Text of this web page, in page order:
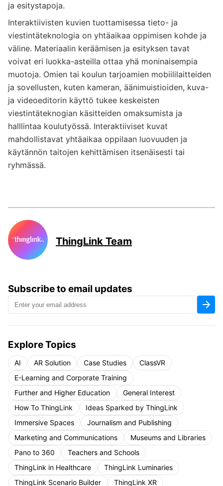
ja esitystapoja.
Interaktiivisten kuvien tuottamisessa tieto- ja
viestintäteknologia on yhtäaikaa oppimisen kohde ja
väline. Materiaalin keräämisen ja esityksen tavat
voivat eri luokka-asteilla ottaa yhä moninaisempia
muotoja. Omien tai koulun tarjoamien mobiililaitteiden
ja sovellusten, kuten kameran, äänimuistioiden, kuva-
ja videoeditorin käyttö tukee keskeisten
viestintäteknogian käsitteiden omaksumista ja
halllintaa koulutyössä. Interaktiiviset kuvat
mahdollistavat yhtäaikaa oppilaan luovuuden ja
käytännön taitojen kehittämisen itsenäisesti tai
ryhmässä.
Subscribe to email updates
Explore Topics
AI AR Solution Case Studies
ClassVR
E-Learning and Corporate Training
Further and Higher Education
General Interest
How To ThingLink
Ideas Sparked by ThingLink
Immersive Spaces
Journalism and Publishing
Marketing and Communications
Museums and Libraries
Pano to 360
Teachers and Schools
ThingLink in Healthcare
ThingLink Luminaries
ThingLink Scenario Builder
ThingLink XR
ThingLink Team